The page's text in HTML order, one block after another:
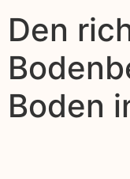
Den
Boden